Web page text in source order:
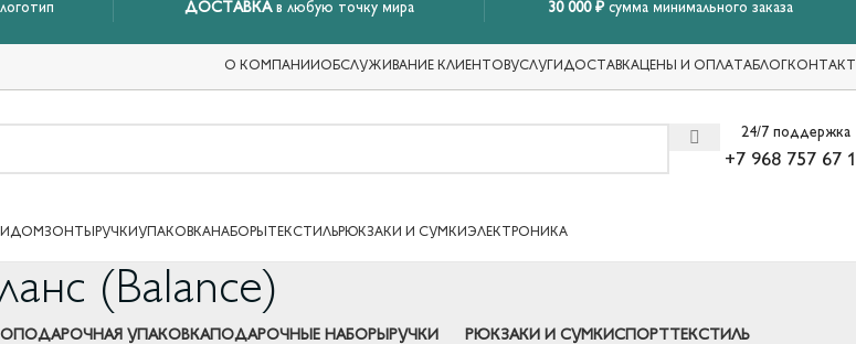
ДОСТАВКА в любую точку мира 30 000 ₽сумма минимального заказа
О КОМПАНИИ ОБСЛУЖИВАНИЕ КЛИЕНТОВУСЛУГИДОСТАВКАЦЕНЫ И ОПЛАТАБЛОГ
24/7 поддержка
+7 968 757 67
ДОМ ЗОНТЫ РУЧКИ УПАКОВКАНАБОРЫ ТЕКСТИЛЬРЮКЗАКИ И СУМКИ ЭЛЕКТРОНИКА
(Balance)
ПОДАРОЧНАЯ УПАКОВКАПОДАРОЧНЫЕ НАБОРЫ РУЧКИ РЮКЗАКИ И СУМКИСПОРТТЕКСТИЛЬ